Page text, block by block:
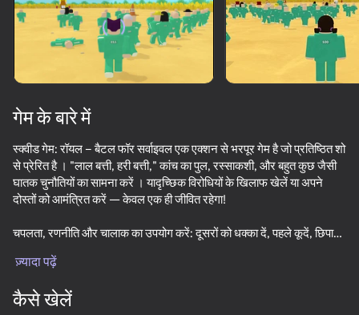
यह गेम केवल लैंडस्केप
ओरिएंटेशन का समर्थन करता है
लोड हो रहा है
गेम के बारे में
स्क्वीड गेम: रॉयल – बैटल फॉर सर्वाइवल एक एक्शन से भरपूर गेम है जो प्रतिष्ठित शो
से प्रेरित है । "लाल बत्ती, हरी बत्ती," कांच का पुल, रस्साकशी, और बहुत कुछ जैसी
घातक चुनौतियों का सामना करें । यादृच्छिक विरोधियों के खिलाफ खेलें या अपने
दोस्तों को आमंत्रित करें — केवल एक ही जीवित रहेगा!
चपलता, रणनीति और चालाक का उपयोग करें: दूसरों को धक्का दें, पहले कूदें, छिपाएं,
करने के लिए मैच जीतें ।
क्या आप जीत के लिए यह सब जोखिम में डालने के लिए तैयार हैं? खेल में आपका
ज़्यादा पढ़ें
कैसे खेलें